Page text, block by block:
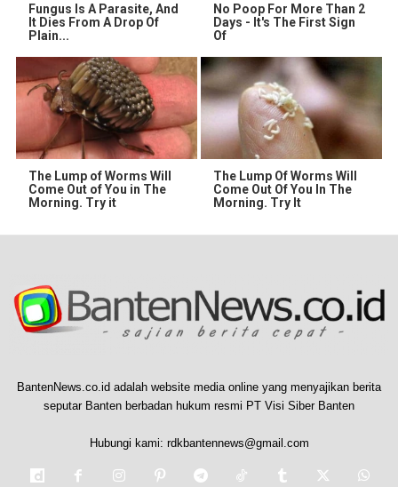
Fungus Is A Parasite, And
It Dies From A Drop Of
Plain...
No Poop For More Than 2
Days - It's The First Sign
Of
The Lump of Worms Will
Come Out of You in The
Morning. Try it
The Lump Of Worms Will
Come Out Of You In The
Morning. Try It
BantenNews.co.id adalah website media online yang menyajikan berita
seputar Banten berbadan hukum resmi PT Visi Siber Banten
Hubungi kami: rdkbantennews@gmail.com